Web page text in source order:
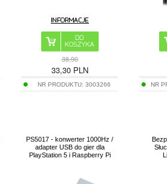
38,90
33,30PLN
NR PRODUKTU:3003266 NR
PS5017 - konwerter 1000Hz /
adapter USB do gier dla
PlayStation 5 i Raspberry Pi